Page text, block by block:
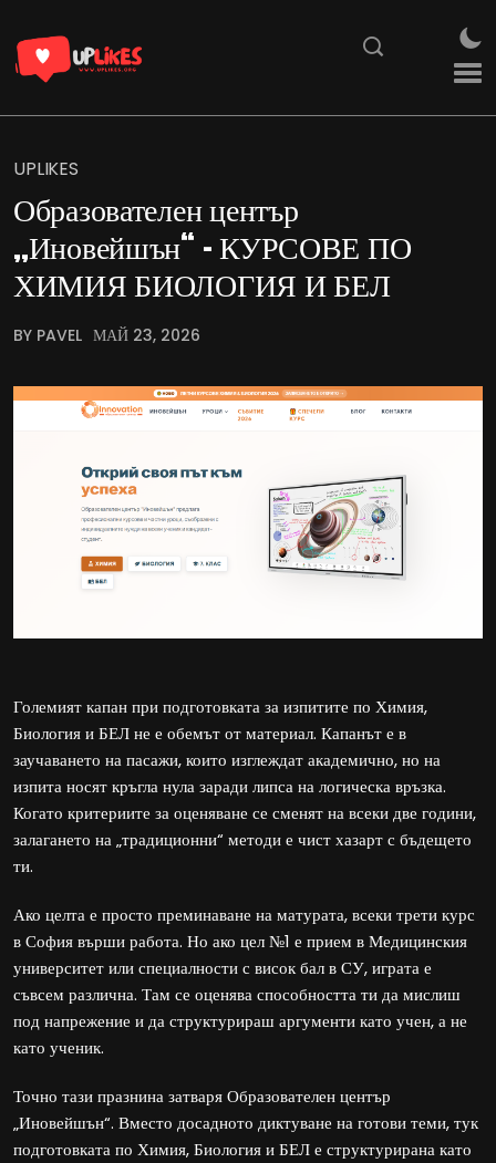
UPLIKES
Образователен център
„Иновейшън“ – КУРСОВЕ ПО
ХИМИЯ БИОЛОГИЯ И БЕЛ
BY PAVEL МАЙ 23, 2026
Големият капан при подготовката за изпитите по Химия,
Биология и БЕЛ не е обемът от материал. Капанът е в
заучаването на пасажи, които изглеждат академично, но на
изпита носят кръгла нула заради липса на логическа връзка.
Когато критериите за оценяване се сменят на всеки две години,
залагането на „традиционни“ методи е чист хазарт с бъдещето
ти.
Ако целта е просто преминаване на матурата, всеки трети курс
в София върши работа. Но ако цел №1 е прием в Медицинския
университет или специалности с висок бал в СУ, играта е
съвсем различна. Там се оценява способността ти да мислиш
под напрежение и да структурираш аргументи като учен, а не
като ученик.
Точно тази празнина затваря Образователен център
„Иновейшън“. Вместо досадното диктуване на готови теми, тук
подготовката по Химия, Биология и БЕЛ е структурирана като